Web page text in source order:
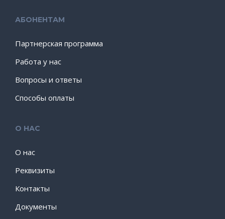
АБОНЕНТАМ
Партнерская программа
Работа у нас
Вопросы и ответы
Способы оплаты
О НАС
О нас
Реквизиты
Контакты
Документы